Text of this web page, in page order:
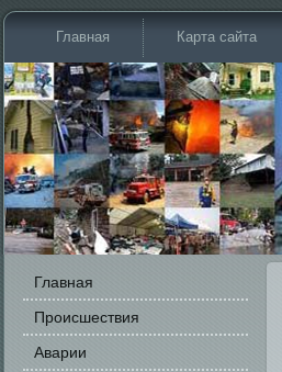
Главная Карта сайта
Главная
Происшестви­я
Аварии